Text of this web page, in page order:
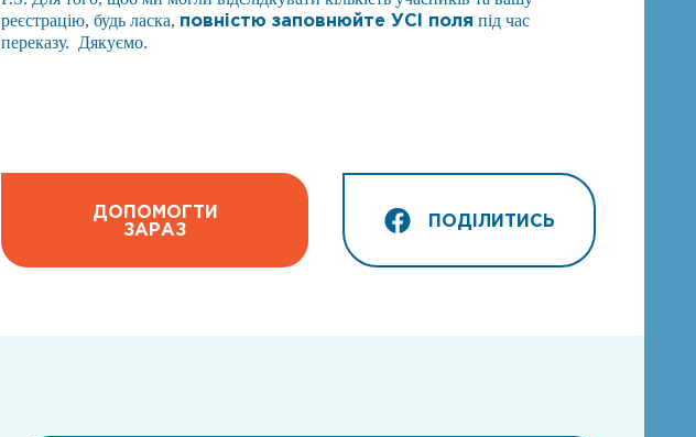
реєстрацію, будь ласка, повністю заповнюйте УСІ поля ​під час
переказу. Дякуємо.
ДОПОМОГТИ
ЗАРАЗ
ПОДІЛИТИСЬ